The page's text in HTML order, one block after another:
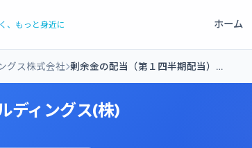
、もっと身近に ホーム
グス株式会社 剰余金の配当（第１四半期配当）…
ディングス(株)